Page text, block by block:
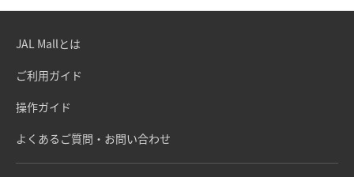
JAL Mallとは
ご利用ガイド
操作ガイド
よくあるご質問・お問い合わせ